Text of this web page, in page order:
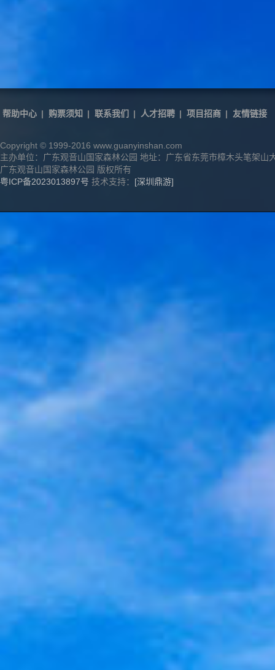
帮助中心 | 购票须知 | 联系我们 | 人才招聘 | 项目招商 | 友情链接
Copyright © 1999-2016 www.guanyinshan.com
主办单位：广东观音山国家森林公园 地址：广东省东莞市樟木头笔架山
广东观音山国家森林公园 版权所有
粤ICP备2023013897号 技术支持： [深圳鼎游]